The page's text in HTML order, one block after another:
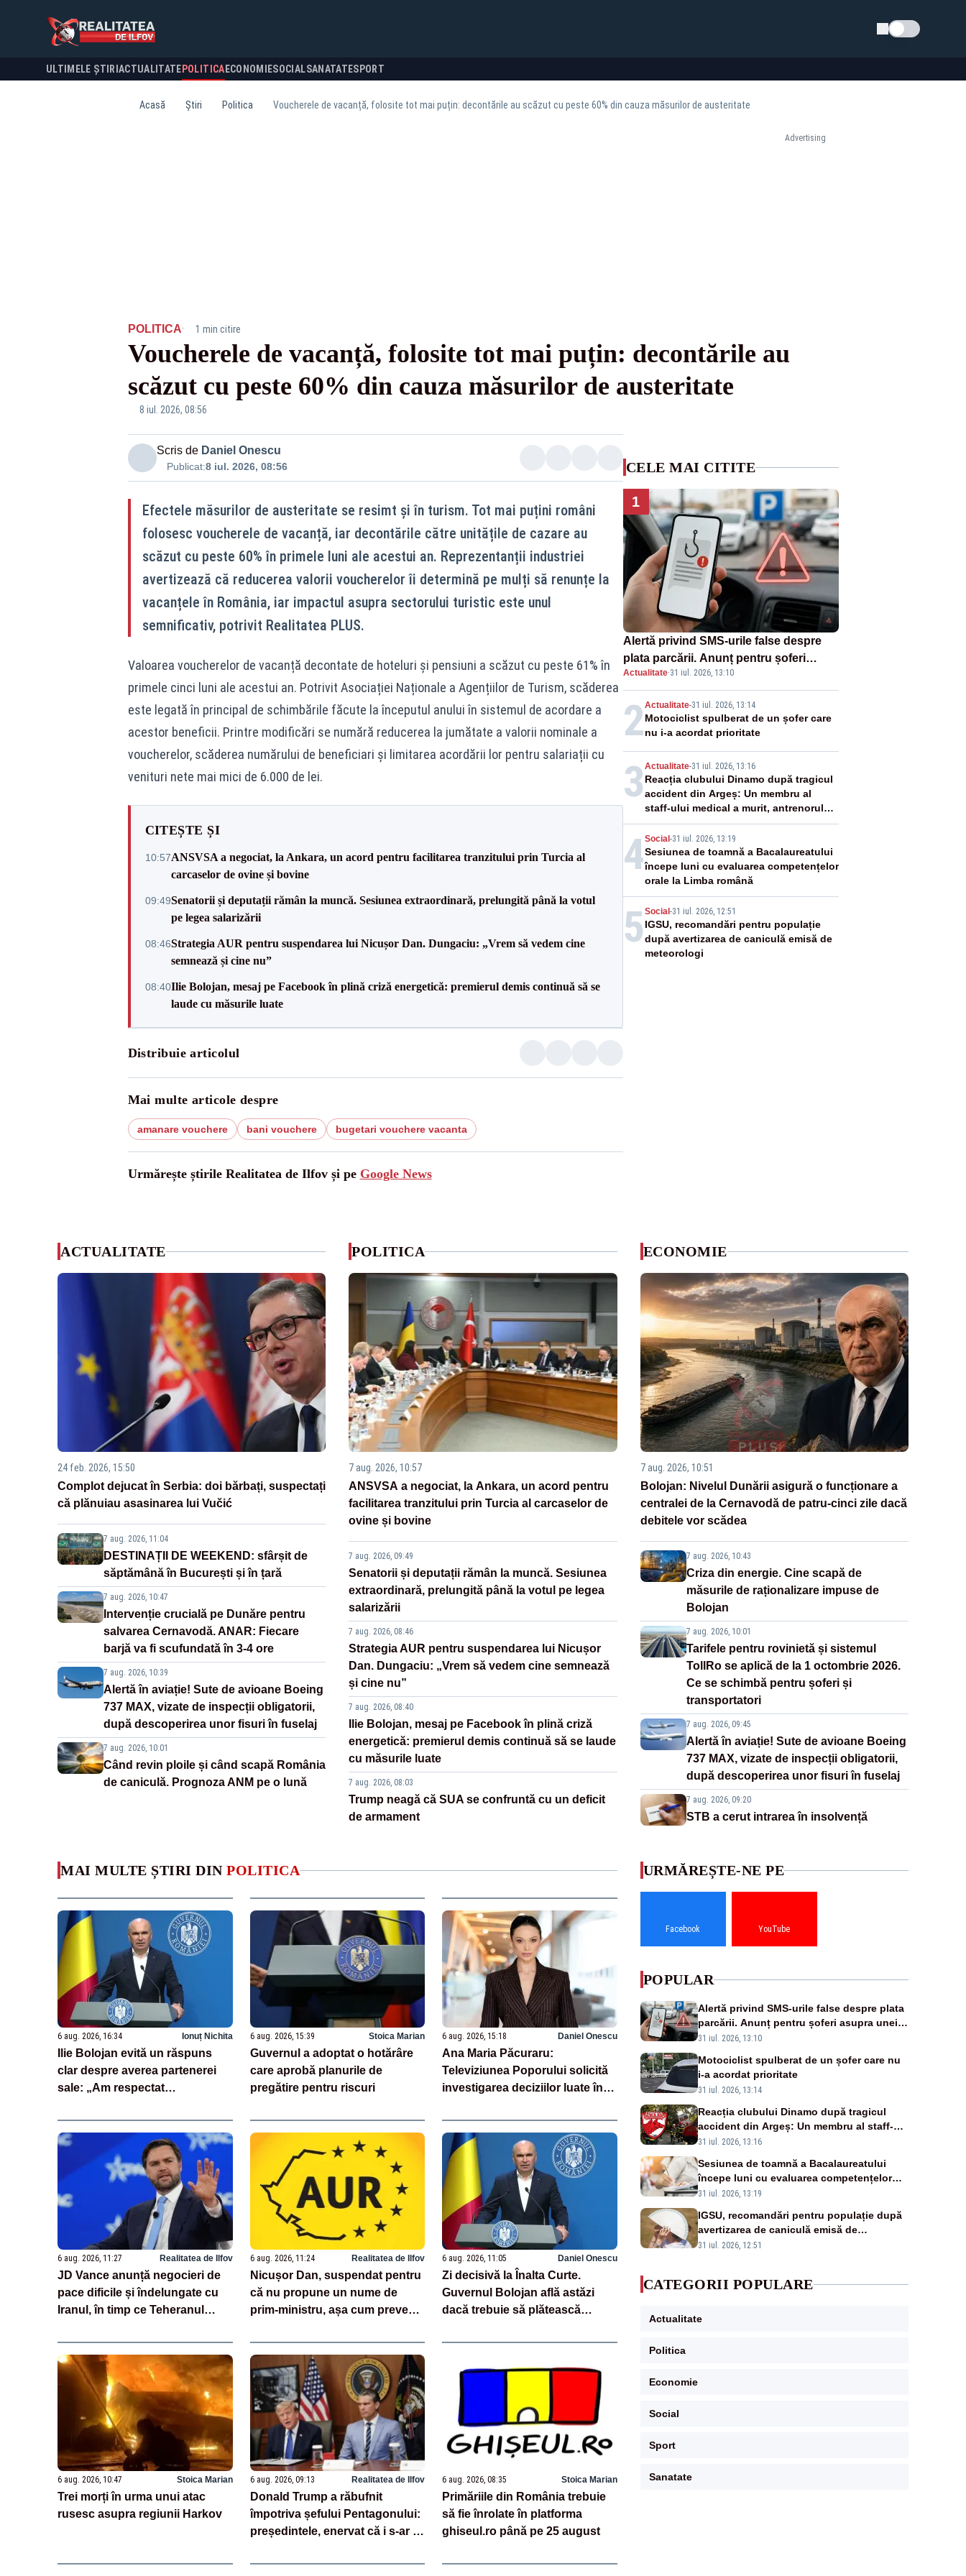
Schimba tema
ULTIMELE ȘTIRI ACTUALITATE POLITICA ECONOMIESOCIALSANATATESPORT
Acasă Știri Politica Voucherele de vacanță, folosite tot mai puțin: decontările au scăzut cu peste 60% din cauza măsurilor de austeritate
Advertising
POLITICA· 1 min citire
Voucherele de vacanță, folosite tot mai puțin: decontările au
scăzut cu peste 60% din cauza măsurilor de austeritate
8 iul. 2026, 08:56
Scris de Daniel Onescu
Publicat:8 iul. 2026, 08:56
Efectele măsurilor de austeritate se resimt și în turism. Tot mai puțini români
folosesc voucherele de vacanță, iar decontările către unitățile de cazare au
scăzut cu peste 60% în primele luni ale acestui an. Reprezentanții industriei
avertizează că reducerea valorii voucherelor îi determină pe mulți să renunțe la
vacanțele în România, iar impactul asupra sectorului turistic este unul
semnificativ, potrivit Realitatea PLUS.
Valoarea voucherelor de vacanță decontate de hoteluri și pensiuni a scăzut cu peste 61% în
primele cinci luni ale acestui an. Potrivit Asociației Naționale a Agențiilor de Turism, scăderea
este legată în principal de schimbările făcute la începutul anului în sistemul de acordare a
acestor beneficii. Printre modificări se numără reducerea la jumătate a valorii nominale a
voucherelor, scăderea numărului de beneficiari și limitarea acordării lor pentru salariații cu
venituri nete mai mici de 6.000 de lei.
CITEȘTE ȘI
10:57ANSVSA a negociat, la Ankara, un acord pentru facilitarea tranzitului prin Turcia al
carcaselor de ovine și bovine
09:49Senatorii și deputații rămân la muncă. Sesiunea extraordinară, prelungită până la votul
pe legea salarizării
08:46Strategia AUR pentru suspendarea lui Nicușor Dan. Dungaciu: „Vrem să vedem cine
semnează și cine nu”
08:40Ilie Bolojan, mesaj pe Facebook în plină criză energetică: premierul demis continuă să se
laude cu măsurile luate
Distribuie articolul
Mai multe articole despre
amanare vouchere bani vouchere bugetari vouchere vacanta
Urmărește știrile Realitatea de Ilfov și pe Google News
CELE MAI CITITE
1
Alertă privind SMS-urile false despre
plata parcării. Anunț pentru șoferi
asupra unei noi metode de fraudă
online
Actualitate·31 iul. 2026, 13:10
2Actualitate-31 iul. 2026, 13:14
Motociclist spulberat de un șofer care
nu i-a acordat prioritate
3 Actualitate-31 iul. 2026, 13:16
Reacția clubului Dinamo după tragicul
accident din Argeș: Un membru al
staff-ului medical a murit, antrenorul
Adrian Ropotan este în spital
4Social -31 iul. 2026, 13:19
Sesiunea de toamnă a Bacalaureatului
începe luni cu evaluarea competențelor
orale la Limba română
5 Social -31 iul. 2026, 12:51
IGSU, recomandări pentru populație
după avertizarea de caniculă emisă de
meteorologi
ACTUALITATE
24 feb. 2026, 15:50
Complot dejucat în Serbia: doi bărbați, suspectați
că plănuiau asasinarea lui Vučić
7 aug. 2026, 11:04
DESTINAȚII DE WEEKEND: sfârșit de
săptămână în București și în țară
7 aug. 2026, 10:47
Intervenție crucială pe Dunăre pentru
salvarea Cernavodă. ANAR: Fiecare
barjă va fi scufundată în 3-4 ore
7 aug. 2026, 10:39
Alertă în aviație! Sute de avioane Boeing
737 MAX, vizate de inspecții obligatorii,
după descoperirea unor fisuri în fuselaj
7 aug. 2026, 10:01
Când revin ploile și când scapă România
de caniculă. Prognoza ANM pe o lună
POLITICA
7 aug. 2026, 10:57
ANSVSA a negociat, la Ankara, un acord pentru
facilitarea tranzitului prin Turcia al carcaselor de
ovine și bovine
7 aug. 2026, 09:49
Senatorii și deputații rămân la muncă. Sesiunea
extraordinară, prelungită până la votul pe legea
salarizării
7 aug. 2026, 08:46
Strategia AUR pentru suspendarea lui Nicușor
Dan. Dungaciu: „Vrem să vedem cine semnează
și cine nu”
7 aug. 2026, 08:40
Ilie Bolojan, mesaj pe Facebook în plină criză
energetică: premierul demis continuă să se laude
cu măsurile luate
7 aug. 2026, 08:03
Trump neagă că SUA se confruntă cu un deficit
de armament
ECONOMIE
7 aug. 2026, 10:51
Bolojan: Nivelul Dunării asigură o funcționare a
centralei de la Cernavodă de patru-cinci zile dacă
debitele vor scădea
7 aug. 2026, 10:43
Criza din energie. Cine scapă de
măsurile de raționalizare impuse de
Bolojan
7 aug. 2026, 10:01
Tarifele pentru rovinietă și sistemul
TollRo se aplică de la 1 octombrie 2026.
Ce se schimbă pentru șoferi și
transportatori
7 aug. 2026, 09:45
Alertă în aviație! Sute de avioane Boeing
737 MAX, vizate de inspecții obligatorii,
după descoperirea unor fisuri în fuselaj
7 aug. 2026, 09:20
STB a cerut intrarea în insolvență
MAI MULTE ȘTIRI DIN POLITICA
6 aug. 2026, 16:34 Ionuț Nichita
Ilie Bolojan evită un răspuns
clar despre averea partenerei
sale: „Am respectat
6 aug. 2026, 15:39 Stoica Marian
Guvernul a adoptat o hotărâre
care aprobă planurile de
pregătire pentru riscuri
6 aug. 2026, 15:18 Daniel Onescu
Ana Maria Păcuraru:
Televiziunea Poporului solicită
investigarea deciziilor luate în
enegetică
6 aug. 2026, 11:27 Realitatea de Ilfov
JD Vance anunță negocieri de
pace dificile și îndelungate cu
Iranul, în timp ce Teheranul
SUA
6 aug. 2026, 11:24 Realitatea de Ilfov
Nicușor Dan, suspendat pentru
că nu propune un nume de
prim-ministru, așa cum prevede
6 aug. 2026, 11:05 Daniel Onescu
Zi decisivă la Înalta Curte.
Guvernul Bolojan află astăzi
dacă trebuie să plătească
grefierilor
6 aug. 2026, 10:47 Stoica Marian
Trei morți în urma unui atac
rusesc asupra regiunii Harkov
6 aug. 2026, 09:13 Realitatea de Ilfov
Donald Trump a răbufnit
împotriva șefului Pentagonului:
președintele, enervat că i s-ar fi
SURSE
6 aug. 2026, 08:35 Stoica Marian
Primăriile din România trebuie
să fie înrolate în platforma
ghiseul.ro până pe 25 august
URMĂREȘTE-NE PE
Facebook YouTube
POPULAR
Alertă privind SMS-urile false despre plata
parcării. Anunț pentru șoferi asupra unei
noi metode de fraudă online
31 iul. 2026, 13:10
Motociclist spulberat de un șofer care nu
i-a acordat prioritate
31 iul. 2026, 13:14
Reacția clubului Dinamo după tragicul
accident din Argeș: Un membru al staff-
ului medical a murit, antrenorul Adrian
31 iul. 2026, 13:16
Sesiunea de toamnă a Bacalaureatului
începe luni cu evaluarea competențelor
orale la Limba română
31 iul. 2026, 13:19
IGSU, recomandări pentru populație după
avertizarea de caniculă emisă de
meteorologi
31 iul. 2026, 12:51
CATEGORII POPULARE
Actualitate
Politica
Economie
Social
Sport
Sanatate